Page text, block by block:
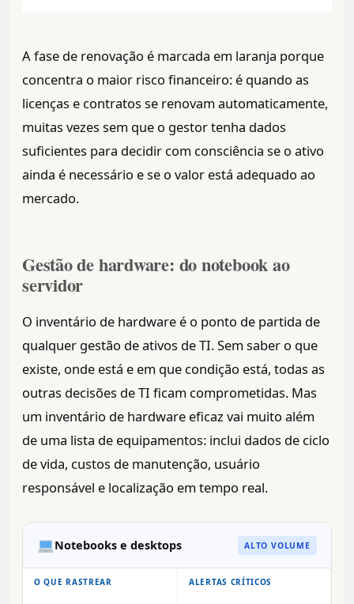
A fase de renovação é marcada em laranja porque
concentra o maior risco financeiro: é quando as
licenças e contratos se renovam automaticamente,
muitas vezes sem que o gestor tenha dados
suficientes para decidir com consciência se o ativo
ainda é necessário e se o valor está adequado ao
mercado.
Gestão de hardware: do notebook ao
servidor
O inventário de hardware é o ponto de partida de
qualquer gestão de ativos de TI. Sem saber o que
existe, onde está e em que condição está, todas as
outras decisões de TI ficam comprometidas. Mas
um inventário de hardware eficaz vai muito além
de uma lista de equipamentos: inclui dados de ciclo
de vida, custos de manutenção, usuário
responsável e localização em tempo real.
Notebooks e desktops ALTO VOLUME
O QUE RASTREAR ALERTAS CRÍTICOS